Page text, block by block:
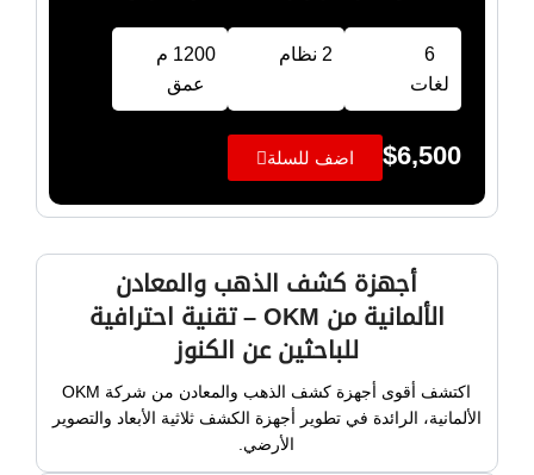
6
لغات
2 نظام
1200 م
عمق
$6,500 اضف للسلة
أجهزة كشف الذهب والمعادن
الألمانية من OKM – تقنية احترافية
للباحثين عن الكنوز
اكتشف أقوى أجهزة كشف الذهب والمعادن من شركة OKM
الألمانية، الرائدة في تطوير أجهزة الكشف ثلاثية الأبعاد والتصوير
الأرضي.